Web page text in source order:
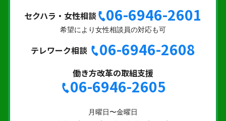
セクハラ・女性相談 06-6946-2601
希望により女性相談員の対応も可
テレワーク相談 06-6946-2608
働き方改革の取組支援
06-6946-2605
月曜日〜金曜日